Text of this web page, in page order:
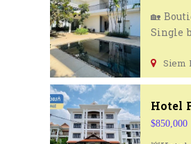
🏡
Single
760m2
https://
Siem
Hotel
$850,000